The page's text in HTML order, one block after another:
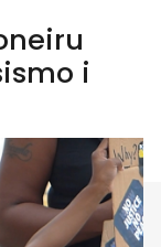
i